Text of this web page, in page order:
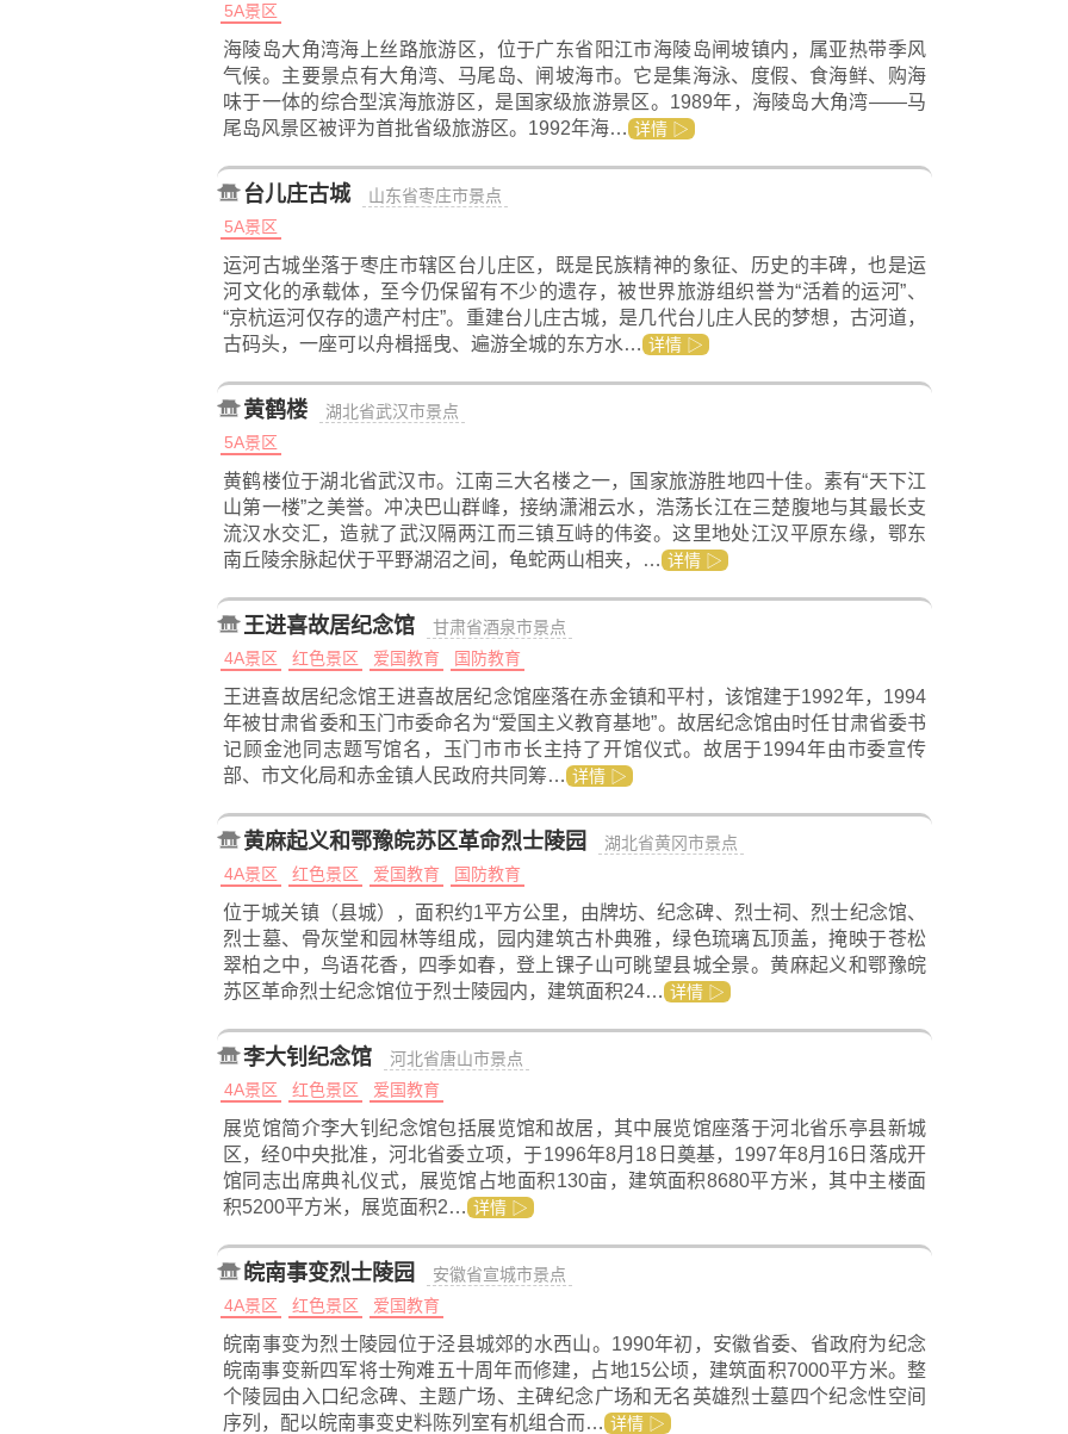
5A景区
海陵岛大角湾海上丝路旅游区，位于广东省阳江市海陵岛闸坡镇内，属亚热带季风
气候。主要景点有大角湾、马尾岛、闸坡海市。它是集海泳、度假、食海鲜、购海
味于一体的综合型滨海旅游区，是国家级旅游景区。1989年，海陵岛大角湾——马
尾岛风景区被评为首批省级旅游区。1992年海… 详情 ▷
台儿庄古城
山东省枣庄市景点
5A景区
运河古城坐落于枣庄市辖区台儿庄区，既是民族精神的象征、历史的丰碑，也是运
河文化的承载体，至今仍保留有不少的遗存，被世界旅游组织誉为“活着的运河”、
“京杭运河仅存的遗产村庄”。重建台儿庄古城，是几代台儿庄人民的梦想，古河道，
古码头，一座可以舟楫摇曳、遍游全城的东方水… 详情 ▷
黄鹤楼
湖北省武汉市景点
5A景区
黄鹤楼位于湖北省武汉市。江南三大名楼之一，国家旅游胜地四十佳。素有“天下江
山第一楼”之美誉。冲决巴山群峰，接纳潇湘云水，浩荡长江在三楚腹地与其最长支
流汉水交汇，造就了武汉隔两江而三镇互峙的伟姿。这里地处江汉平原东缘，鄂东
南丘陵余脉起伏于平野湖沼之间，龟蛇两山相夹，… 详情 ▷
王进喜故居纪念馆
甘肃省酒泉市景点
4A景区
红色景区 爱国教育 国防教育
王进喜故居纪念馆王进喜故居纪念馆座落在赤金镇和平村，该馆建于1992年，1994
年被甘肃省委和玉门市委命名为“爱国主义教育基地”。故居纪念馆由时任甘肃省委书
记顾金池同志题写馆名，玉门市市长主持了开馆仪式。故居于1994年由市委宣传
部、市文化局和赤金镇人民政府共同筹… 详情 ▷
黄麻起义和鄂豫皖苏区革命烈士陵园
湖北省黄冈市景点
4A景区
红色景区 爱国教育 国防教育
位于城关镇（县城），面积约1平方公里，由牌坊、纪念碑、烈士祠、烈士纪念馆、
烈士墓、骨灰堂和园林等组成，园内建筑古朴典雅，绿色琉璃瓦顶盖，掩映于苍松
翠柏之中，鸟语花香，四季如春，登上锞子山可眺望县城全景。黄麻起义和鄂豫皖
苏区革命烈士纪念馆位于烈士陵园内，建筑面积24… 详情 ▷
李大钊纪念馆
河北省唐山市景点
4A景区
红色景区 爱国教育
展览馆简介李大钊纪念馆包括展览馆和故居，其中展览馆座落于河北省乐亭县新城
区，经0中央批准，河北省委立项，于1996年8月18日奠基，1997年8月16日落成开
馆同志出席典礼仪式，展览馆占地面积130亩，建筑面积8680平方米，其中主楼面
积5200平方米，展览面积2… 详情 ▷
皖南事变烈士陵园
安徽省宣城市景点
4A景区
红色景区 爱国教育
皖南事变为烈士陵园位于泾县城郊的水西山。1990年初，安徽省委、省政府为纪念
皖南事变新四军将士殉难五十周年而修建，占地15公顷，建筑面积7000平方米。整
个陵园由入口纪念碑、主题广场、主碑纪念广场和无名英雄烈士墓四个纪念性空间
序列，配以皖南事变史料陈列室有机组合而… 详情 ▷